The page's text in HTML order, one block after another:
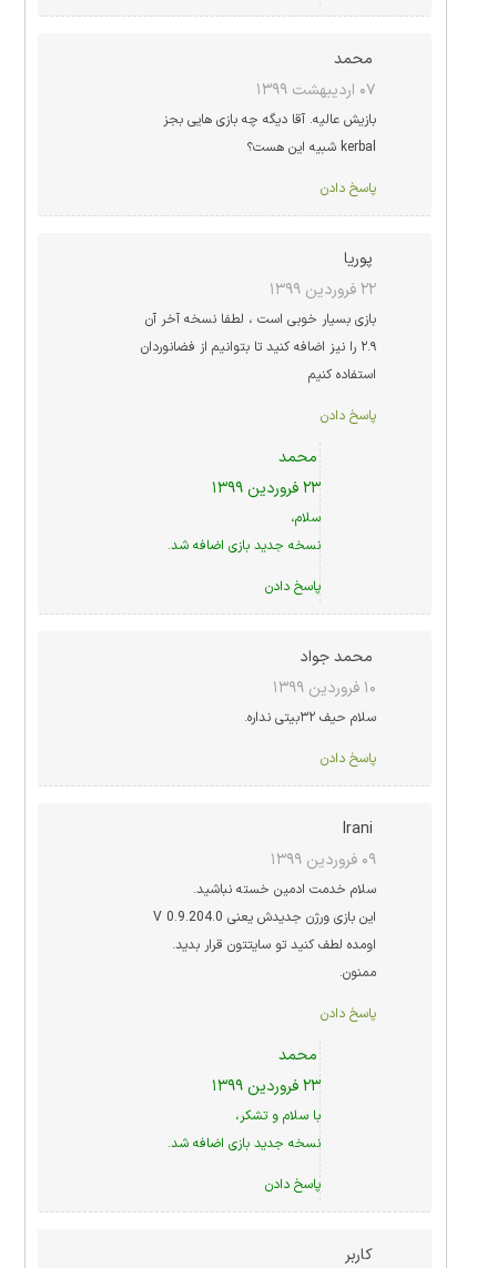
محمد
۰۷ اردیبهشت ۱۳۹۹
بازیش عالیه. آقا دیگه چه بازی هایی بجز
kerbal شبیه این هست؟
پاسخ دادن
پوریا
۲۲ فروردین ۱۳۹۹
بازی بسیار خوبی است ، لطفا نسخه آخر آن
۲.۹ را نیز اضافه کنید تا بتوانیم از فضانوردان
استفاده کنیم
پاسخ دادن
محمد
۲۳ فروردین ۱۳۹۹
سلام،
نسخه جدید بازی اضافه شد.
پاسخ دادن
محمد جواد
۱۰ فروردین ۱۳۹۹
سلام حیف ۳۲بیتی نداره.
پاسخ دادن
Irani
۰۹ فروردین ۱۳۹۹
سلام خدمت ادمین خسته نباشید.
این بازی ورژن جدیدش یعنی 0.9.204.0 V
اومده لطف کنید تو سایتتون قرار بدید.
ممنون.
پاسخ دادن
محمد
۲۳ فروردین ۱۳۹۹
با سلام و تشکر،
نسخه جدید بازی اضافه شد.
پاسخ دادن
کاربر